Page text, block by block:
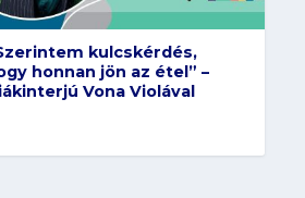
kulcskérdés,
honnan jön az étel” –
Vona Violával